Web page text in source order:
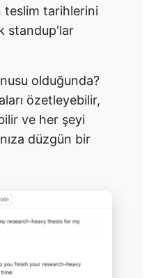
teslim tarihlerini
standup'lar
olduğunda?
özetleyebilir,
ve her şeyi
düzgün bir